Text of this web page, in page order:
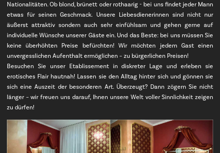
Nationalitäten. Ob blond, brünett oder rothaarig - bei uns findet jeder Mann
etwas für seinen Geschmack. Unsere Liebesdienerinnen sind nicht nur
äußerst attraktiv sondern auch sehr einfühlsam und gehen gerne auf
individuelle Wünsche unserer Gäste ein. Und das Beste: bei uns müssen Sie
keine überhöhten Preise befürchten! Wir möchten jedem Gast einen
unvergesslichen Aufenthalt ermöglichen – zu bürgerlichen Preisen!
Besuchen Sie unser Etablissement in diskreter Lage und erleben sie
erotisches Flair hautnah! Lassen sie den Alltag hinter sich und gönnen sie
sich eine Auszeit der besonderen Art. Überzeugt? Dann zögern Sie nicht
länger – wir freuen uns darauf, Ihnen unsere Welt voller Sinnlichkeit zeigen
zu dürfen!